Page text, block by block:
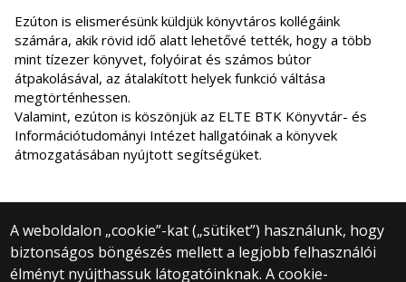
Ezúton is elismerésünk küldjük könyvtáros kollégáink
számára, akik rövid idő alatt lehetővé tették, hogy a több
mint tízezer könyvet, folyóirat és számos bútor
átpakolásával, az átalakított helyek funkció váltása
megtörténhessen.
Valamint, ezúton is köszönjük az ELTE BTK Könyvtár- és
Információtudományi Intézet hallgatóinak a könyvek
átmozgatásában nyújtott segítségüket.
A weboldalon „cookie”-kat („sütiket”) használunk, hogy
biztonságos böngészés mellett a legjobb felhasználói
élményt nyújthassuk látogatóinknak. A cookie-
© 2025 Eötvös Loránd Tudományegyetem
Minden jog fenntartva.